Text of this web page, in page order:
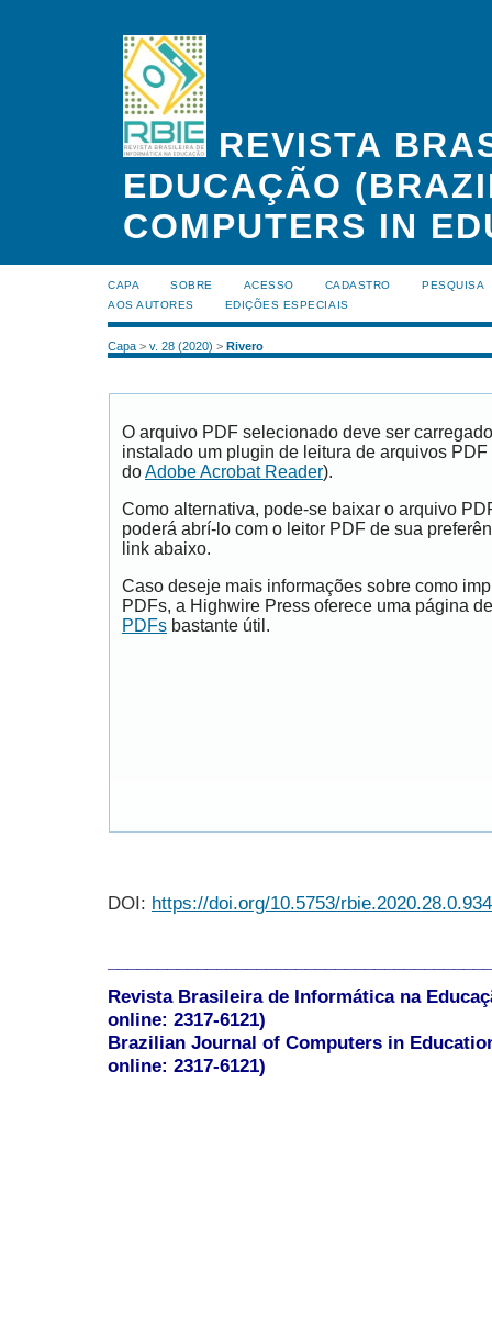
REVISTA
EDUCAÇÃO
COMPUTERS IN
CAPA SOBRE ACESSO CADASTRO
PESQUISA
AOS AUTORES
EDIÇÕES ESPECIAIS
Capa > v. 28 (2020) > Rivero
O arquivo PDF selecionado deve ser
instalado um plugin de leitura de arquivos
doAdobe Acrobat Reader).
Como alternativa, pode-se baixar o arquivo
poderá abrí-lo com o leitor PDF de sua
link abaixo.
Caso deseje mais informações sobre como
PDFs, a Highwire Press oferece uma página
PDFs bastante útil.
DOI: https://doi.org/10.5753/rbie.2020.28.0.934
Revista Brasileira de Informática na
online: 2317-6121)
Brazilian Journal of Computers in
online: 2317-6121)